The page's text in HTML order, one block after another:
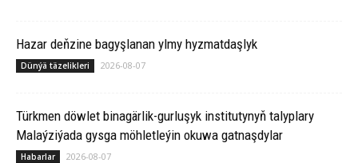
Hazar deňzine bagyşlanan ylmy hyzmatdaşlyk
Dünýä täzelikleri 2026-08-07
Türkmen döwlet binagärlik-gurluşyk institutynyň talyplary
Malaýziýada gysga möhletleýin okuwa gatnaşdylar
Habarlar 2026-08-07